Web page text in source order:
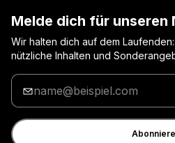
Melde dich für unseren
Wir halten dich auf dem
nützliche Inhalten und
Gib
deine
E-
Mail
ein